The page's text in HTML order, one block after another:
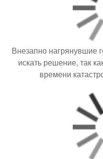
Внезапно нагрянувшие
искать решение, так
времени